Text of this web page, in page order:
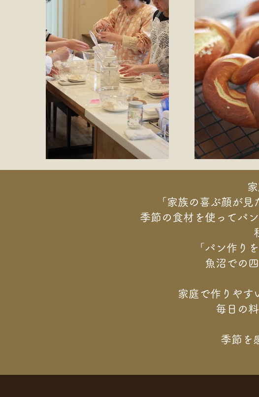
「家族の喜ぶ顔が
季節の食材を使ってパ
「パン作り
魚沼での
家庭で作りやす
毎日の
季節を